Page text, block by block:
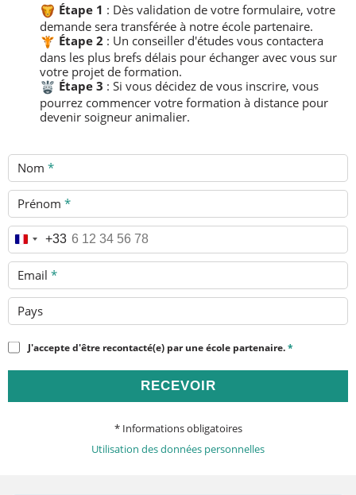
Étape 1 : Dès validation de votre formulaire, votre
demande sera transférée à notre école partenaire.
Étape 2 : Un conseiller d'études vous contactera
dans les plus brefs délais pour échanger avec vous sur
votre projet de formation.
Étape 3 : Si vous décidez de vous inscrire, vous
pourrez commencer votre formation à distance pour
devenir soigneur animalier.
Nom *
Prénom *
Téléphone *
+33
Email *
Pays
J'accepte d'être recontacté(e) par une école partenaire.*
RECEVOIR
* Informations obligatoires
Utilisation des données personnelles